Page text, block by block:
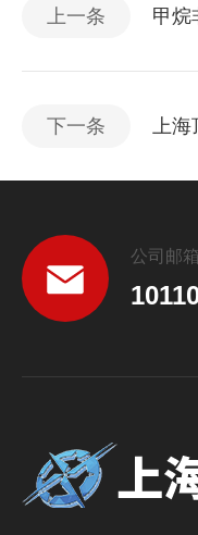
上一条 甲烷
下一条 上海
公司邮箱